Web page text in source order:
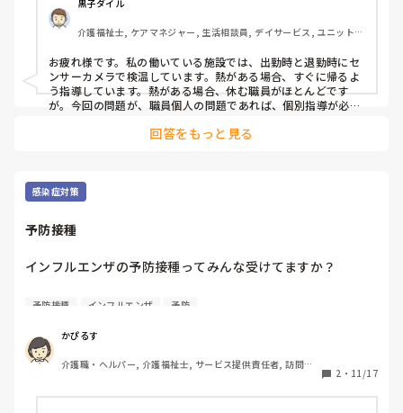
黒子ダイル
介護福祉士, ケアマネジャー, 生活相談員, デイサービス, ユニット型
お疲れ様です。私の働いている施設では、出勤時と退勤時にセ
ンサーカメラで検温しています。熱がある場合、すぐに帰るよ
う指導しています。熱がある場合、休む職員がほとんどです
が。今回の問題が、職員個人の問題であれば、個別指導が必要
のは事実かもしれませんが、感染が拡がれば、個人の責任では
回答をもっと見る
感染症対策
予防接種
インフルエンザの予防接種ってみんな受けてますか？
前は併設してる施設が近かったので、一緒に打ってもらった
ルエンザうつって帰ってきたらしょうがないかなと思ってま
す…
正直あんまり予防接種受けたくないです
反応とかこわいですけど、この業界で予防接種断ってる方い
ます？
予防接種 インフルエンザ 予防
かぴるす
介護職・ヘルパー, 介護福祉士, サービス提供責任者, 訪問介
2 ・ 11/17